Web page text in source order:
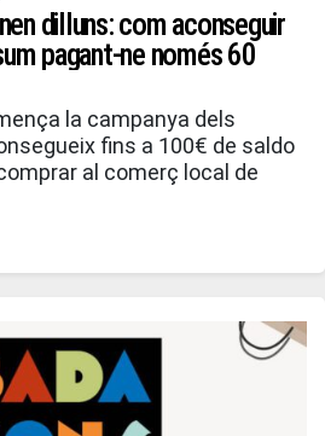
dilluns: com aconseguir
pagant-ne només 60
la campanya dels
fins a 100€ de saldo
al comerç local de